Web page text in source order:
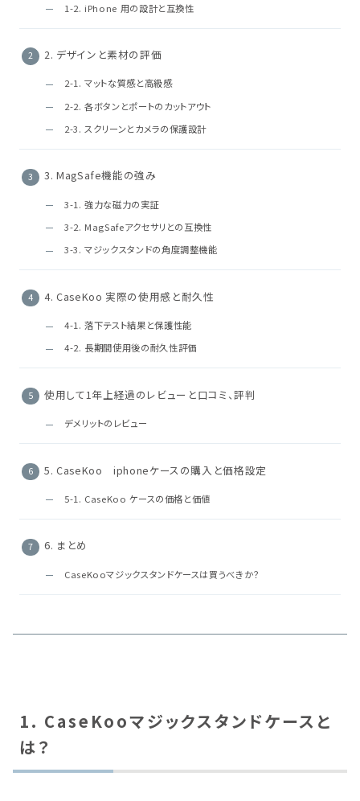
1-2. iPhone 用の設計と互換性
2. デザインと素材の評価
2-1. マットな質感と高級感
2-2. 各ボタンとポートのカットアウト
2-3. スクリーンとカメラの保護設計
3. MagSafe機能の強み
3-1. 強力な磁力の実証
3-2. MagSafeアクセサリとの互換性
3-3. マジックスタンドの角度調整機能
4. CaseKoo 実際の使用感と耐久性
4-1. 落下テスト結果と保護性能
4-2. 長期間使用後の耐久性評価
使用して1年上経過のレビューと口コミ、評判
デメリットのレビュー
5. CaseKoo iphoneケースの購入と価格設定
5-1. CaseKoo ケースの価格と価値
6. まとめ
CaseKooマジックスタンドケースは買うべきか？
1. CaseKooマジックスタンドケースと
は？